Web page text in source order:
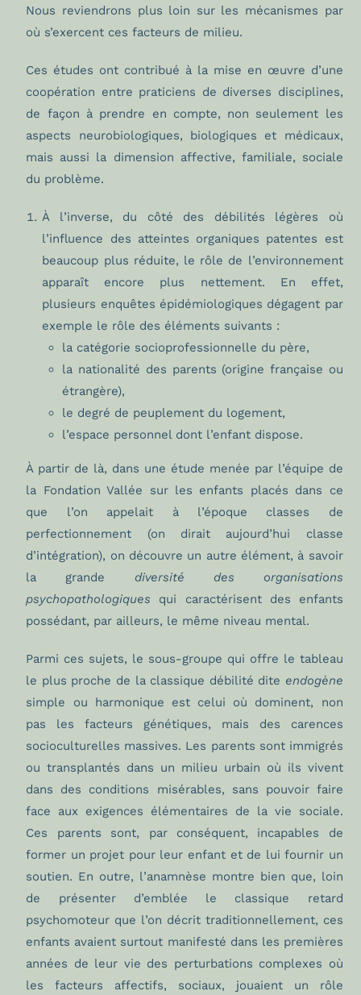
Nous reviendrons plus loin sur les mécanismes par
où s’exercent ces facteurs de milieu.
Ces études ont contribué à la mise en œuvre d’une
coopération entre praticiens de diverses disciplines,
de façon à prendre en compte, non seulement les
aspects neurobiologiques, biologiques et médicaux,
mais aussi la dimension affective, familiale, sociale
du problème.
À l’inverse, du côté des débilités légères où
l’influence des atteintes organiques patentes est
beaucoup plus réduite, le rôle de l’environnement
apparaît encore plus nettement. En effet,
plusieurs enquêtes épidémiologiques dégagent par
exemple le rôle des éléments suivants :
la catégorie socioprofessionnelle du père,
la nationalité des parents (origine française ou
étrangère),
le degré de peuplement du logement,
l’espace personnel dont l’enfant dispose.
À partir de là, dans une étude menée par l’équipe de
la Fondation Vallée sur les enfants placés dans ce
que l’on appelait à l’époque classes de
perfectionnement (on dirait aujourd’hui classe
d’intégration), on découvre un autre élément, à savoir
la grande diversité des organisations
psychopathologiques qui caractérisent des enfants
possédant, par ailleurs, le même niveau mental.
Parmi ces sujets, le sous-groupe qui offre le tableau
le plus proche de la classique débilité dite endogène
simple ou harmonique est celui où dominent, non
pas les facteurs génétiques, mais des carences
socioculturelles massives. Les parents sont immigrés
ou transplantés dans un milieu urbain où ils vivent
dans des conditions misérables, sans pouvoir faire
face aux exigences élémentaires de la vie sociale.
Ces parents sont, par conséquent, incapables de
former un projet pour leur enfant et de lui fournir un
soutien. En outre, l’anamnèse montre bien que, loin
de présenter d’emblée le classique retard
psychomoteur que l’on décrit traditionnellement, ces
enfants avaient surtout manifesté dans les premières
années de leur vie des perturbations complexes où
les facteurs affectifs, sociaux, jouaient un rôle